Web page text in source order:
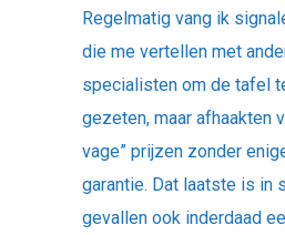
Regelmatig vang ik
die me vertellen met
specialisten om de tafel
gezeten, maar afhaakten
vage” prijzen zonder
garantie. Dat laatste is in
gevallen ook inderdaad